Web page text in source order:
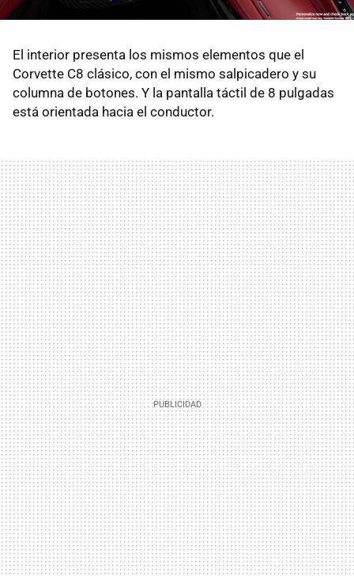
El interior presenta los mismos elementos que el
Corvette C8 clásico, con el mismo salpicadero y su
columna de botones. Y la pantalla táctil de 8 pulgadas
está orientada hacia el conductor.